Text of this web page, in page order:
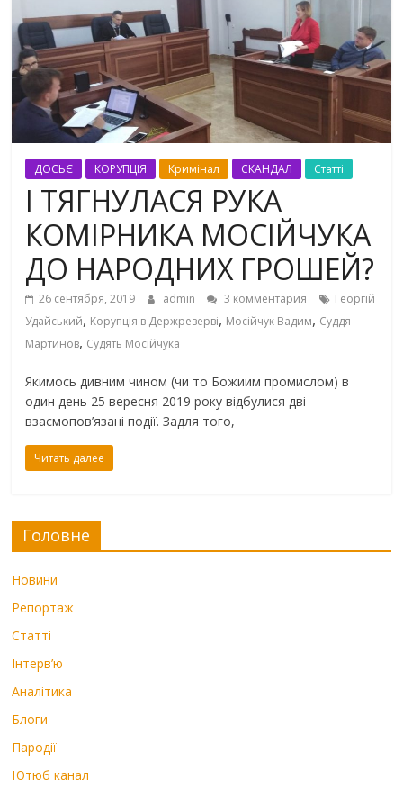
ДОСЬЄ КОРУПЦІЯ Кримінал СКАНДАЛ Статті
І ТЯГНУЛАСЯ РУКА
КОМІРНИКА МОСІЙЧУКА
ДО НАРОДНИХ ГРОШЕЙ?
26 сентября, 2019 admin 3 комментария
Георгій
Удайський, Корупція в Держрезерві, Мосійчук Вадим, Суддя
Мартинов, Судять Мосійчука
Якимось дивним чином (чи то Божиим промислом) в
один день 25 вересня 2019 року відбулися дві
взаємопов’язані події. Задля того,
Читать далее
Головне
Новини
Репортаж
Статті
Інтерв’ю
Аналітика
Блоги
Пародії
Ютюб канал